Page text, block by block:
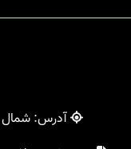
آدرس: شمال